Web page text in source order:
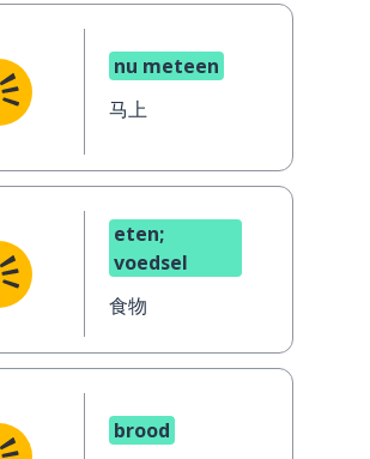
nu meteen
马上
eten;
voedsel
食物
brood